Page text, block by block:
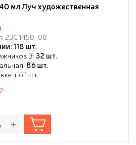
мл Луч художественная
23С 1458-08
118 шт.
3: 32 шт.
86 шт.
по 1 шт